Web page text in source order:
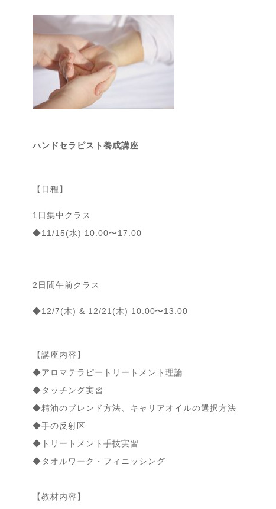
ハンドセラピスト養成講座
【日程】
1日集中クラス
◆11/15(水) 10:00〜17:00
2日間午前クラス
◆12/7(木) & 12/21(木) 10:00〜13:00
【講座内容】
◆アロマテラピートリートメント理論
◆タッチング実習
◆精油のブレンド方法、キャリアオイルの選択方法
◆手の反射区
◆トリートメント手技実習
◆タオルワーク・フィニッシング
【教材内容】